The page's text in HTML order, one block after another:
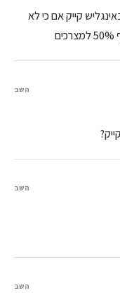
יעבוד גם באינגליש קייק אם כי לא
השב
השב
השב